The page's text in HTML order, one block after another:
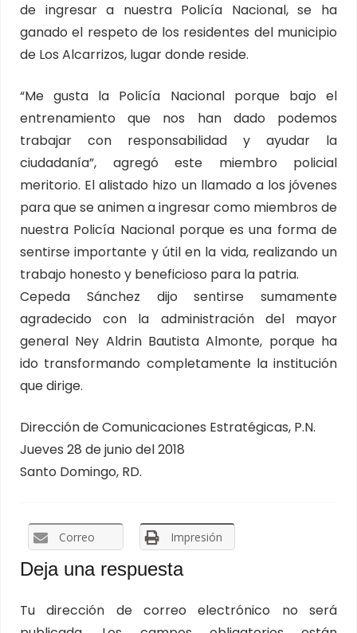
de ingresar a nuestra Policía Nacional, se ha
ganado el respeto de los residentes del municipio
de Los Alcarrizos, lugar donde reside.
“Me gusta la Policía Nacional porque bajo el
entrenamiento que nos han dado podemos
trabajar con responsabilidad y ayudar la
ciudadanía”, agregó este miembro policial
meritorio. El alistado hizo un llamado a los jóvenes
para que se animen a ingresar como miembros de
nuestra Policía Nacional porque es una forma de
sentirse importante y útil en la vida, realizando un
trabajo honesto y beneficioso para la patria.
Cepeda Sánchez dijo sentirse sumamente
agradecido con la administración del mayor
general Ney Aldrin Bautista Almonte, porque ha
ido transformando completamente la institución
que dirige.
Dirección de Comunicaciones Estratégicas, P.N.
Jueves 28 de junio del 2018
Santo Domingo, RD.
Correo Impresión
Deja una respuesta
Tu dirección de correo electrónico no será